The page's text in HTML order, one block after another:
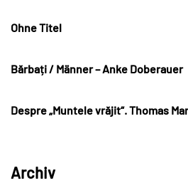
Ohne Titel
Bărbați / Männer – Anke Doberauer
Despre „Muntele vrăjit“. Thomas
Archiv